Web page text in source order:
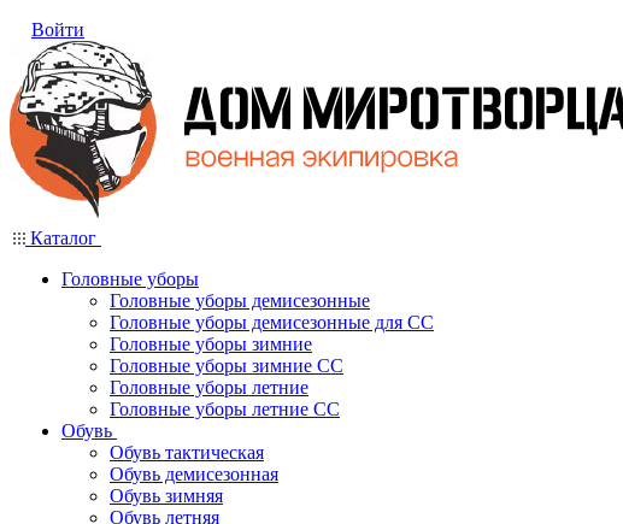
Войти
Каталог
Головные уборы
Головные уборы демисезонные
Головные уборы демисезонные для СС
Головные уборы зимние
Головные уборы зимние СС
Головные уборы летние
Головные уборы летние СС
Обувь
Обувь тактическая
Обувь демисезонная
Обувь зимняя
Обувь летняя